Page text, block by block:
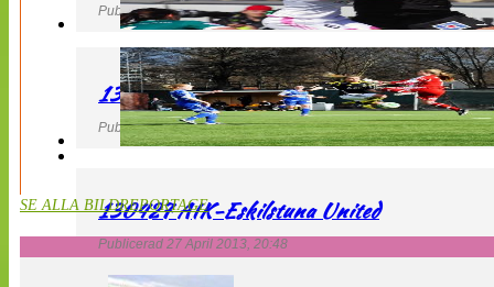
Publicerad 27 April 2013, 21:10
130427 LdB FC Malmö – Mallbackens IF
Publicerad 27 April 2013, 20:54
130427 AIK-Eskilstuna United
Publicerad 27 April 2013, 20:48
SE ALLA BILDREPORTAGE